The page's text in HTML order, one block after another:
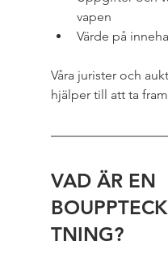
vapen
Värde på
Våra jurister och
hjälper till att ta
VAD ÄR EN
TNING?